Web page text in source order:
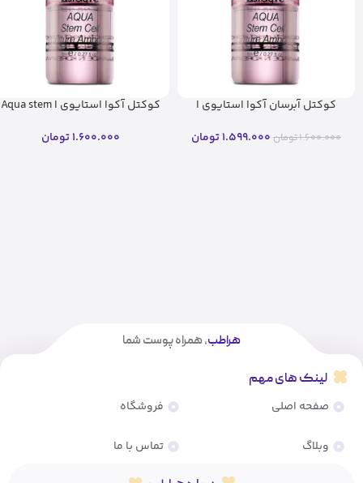
کوکتل آبرسان آکوا استایوی ا
1.600.000تومان 1.599.000تومان
کوکتل آکوا استایوی ا Aqua stem
1.600.000تومان
هراطب، همراه پوست شما
لینک های مهم
صفحه اصلی
وبلاگ
فروشگاه
تماس با ما